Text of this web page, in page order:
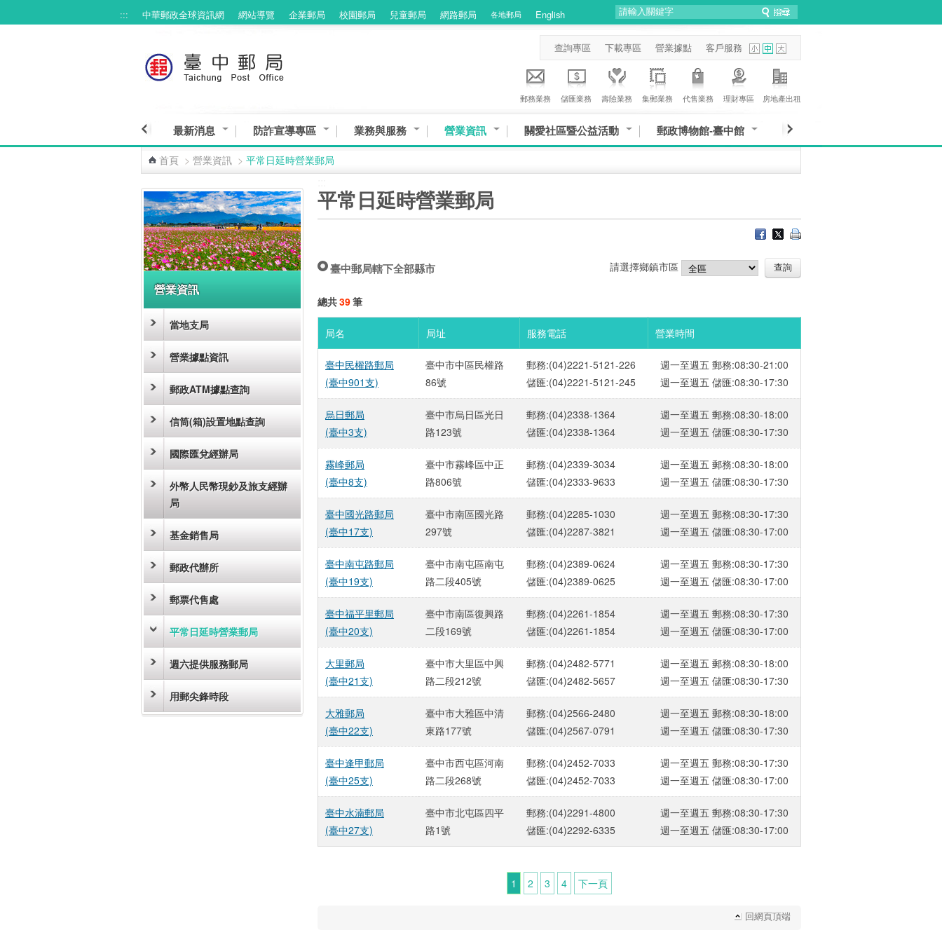
::: 中華郵政全球資訊網 網站導覽 企業郵局 校園郵局 兒童郵局 網路郵局 各地郵局 English
查詢專區 下載專區 營業據點 客戶服務
郵務業務 儲匯業務 壽險業務 集郵業務 代售業務 理財專區 房地產出租
最新消息 防詐宣導專區 業務與服務 營業資訊 關愛社區暨公益活動 郵政博物館-臺中館
首頁 > 營業資訊 > 平常日延時營業郵局
營業資訊
當地支局
營業據點資訊
郵政ATM據點查詢
信筒(箱)設置地點查詢
國際匯兌經辦局
外幣人民幣現鈔及旅支經辦
局
基金銷售局
郵政代辦所
郵票代售處
平常日延時營業郵局
週六提供服務郵局
用郵尖鋒時段
平常日延時營業郵局
臺中郵局轄下全部縣市 請選擇鄉鎮市區
總共39筆
局名 局址 服務電話 營業時間
臺中民權路郵局
(臺中901支)
臺中市中區民權路
86號
郵務:(04)2221-5121-226
儲匯:(04)2221-5121-245
週一至週五 郵務:08:30-21:00
週一至週五 儲匯:08:30-17:30
烏日郵局
(臺中3支)
臺中市烏日區光日
路123號
郵務:(04)2338-1364
儲匯:(04)2338-1364
週一至週五 郵務:08:30-18:00
週一至週五 儲匯:08:30-17:30
霧峰郵局
(臺中8支)
臺中市霧峰區中正
路806號
郵務:(04)2339-3034
儲匯:(04)2333-9633
週一至週五 郵務:08:30-18:00
週一至週五 儲匯:08:30-17:30
臺中國光路郵局
(臺中17支)
臺中市南區國光路
297號
郵務:(04)2285-1030
儲匯:(04)2287-3821
週一至週五 郵務:08:30-17:30
週一至週五 儲匯:08:30-17:00
臺中南屯路郵局
(臺中19支)
臺中市南屯區南屯
路二段405號
郵務:(04)2389-0624
儲匯:(04)2389-0625
週一至週五 郵務:08:30-17:30
週一至週五 儲匯:08:30-17:00
臺中福平里郵局
(臺中20支)
臺中市南區復興路
二段169號
郵務:(04)2261-1854
儲匯:(04)2261-1854
週一至週五 郵務:08:30-17:30
週一至週五 儲匯:08:30-17:00
大里郵局
(臺中21支)
臺中市大里區中興
路二段212號
郵務:(04)2482-5771
儲匯:(04)2482-5657
週一至週五 郵務:08:30-18:00
週一至週五 儲匯:08:30-17:30
大雅郵局
(臺中22支)
臺中市大雅區中清
東路177號
郵務:(04)2566-2480
儲匯:(04)2567-0791
週一至週五 郵務:08:30-18:00
週一至週五 儲匯:08:30-17:30
臺中逢甲郵局
(臺中25支)
臺中市西屯區河南
路二段268號
郵務:(04)2452-7033
儲匯:(04)2452-7033
週一至週五 郵務:08:30-17:30
週一至週五 儲匯:08:30-17:00
臺中水湳郵局
(臺中27支)
臺中市北屯區四平
路1號
郵務:(04)2291-4800
儲匯:(04)2292-6335
週一至週五 郵務:08:30-17:30
週一至週五 儲匯:08:30-17:00
1 2 3 4 下一頁
回網頁頂端